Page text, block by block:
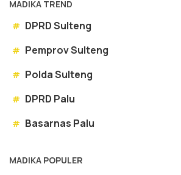
MADIKA TREND
# DPRD Sulteng
# Pemprov Sulteng
# Polda Sulteng
# DPRD Palu
# Basarnas Palu
MADIKA POPULER